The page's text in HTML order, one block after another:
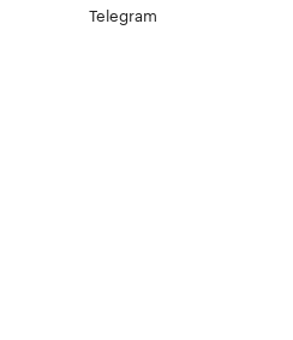
Telegram